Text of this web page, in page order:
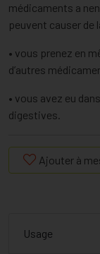
médicaments a
peuvent causer de
• vous prenez en
d’autres
• vous avez eu
digestives.
Ajouter à
Usage